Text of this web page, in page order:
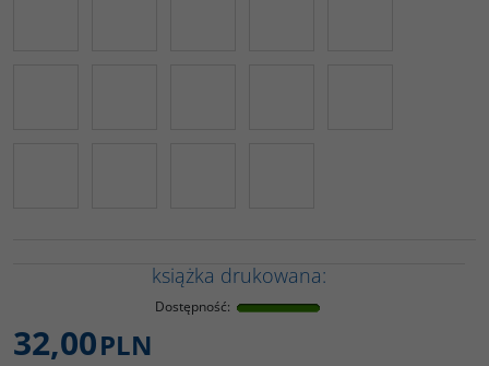
książka drukowana:
Dostępność:
32,00PLN